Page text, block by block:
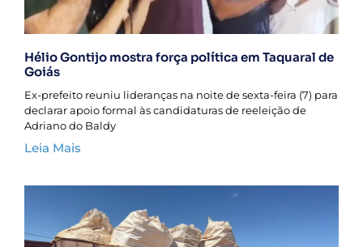
Hélio Gontijo mostra força política em Taquaral de
Goiás
Ex-prefeito reuniu lideranças na noite de sexta-feira (7) para
declarar apoio formal às candidaturas de reeleição de
Adriano do Baldy
Leia Mais